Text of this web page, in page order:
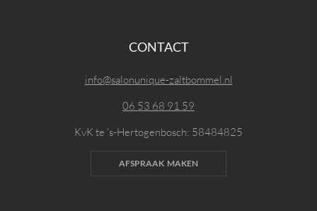
CONTACT
info@salonunique-zaltbommel.nl
06 53 68 91 59
KvK te 's-Hertogenbosch: 58484825
AFSPRAAK MAKEN